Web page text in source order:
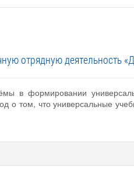
отрядную деятельность
в формировании
о том, что универсальные